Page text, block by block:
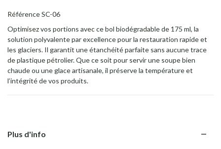
RéférenceSC-06
Optimisez vos portions avec ce bol biodégradable de 175 ml, la
solution polyvalente par excellence pour la restauration rapide et
les glaciers. Il garantit une étanchéité parfaite sans aucune trace
de plastique pétrolier. Que ce soit pour servir une soupe bien
chaude ou une glace artisanale, il préserve la température et
l’intégrité de vos produits.
Plus d'info